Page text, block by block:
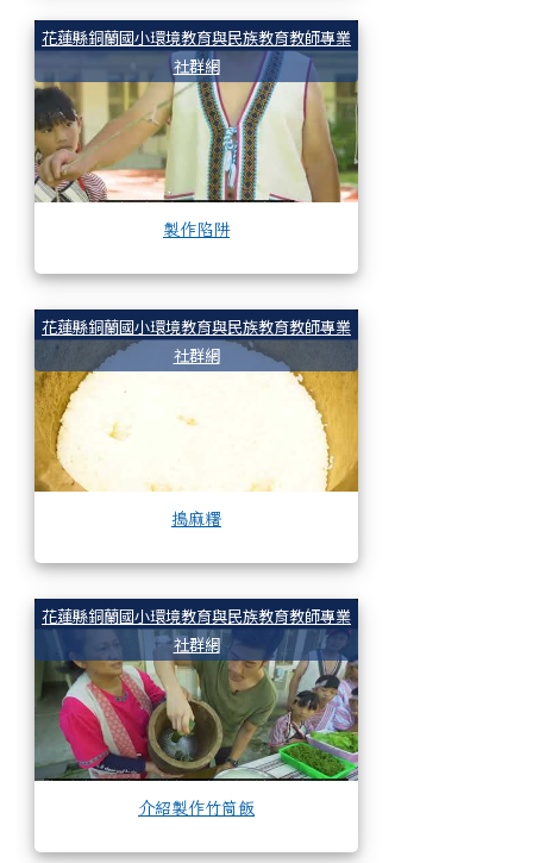
花蓮縣銅蘭國小環境教育與民族教育教師專業
社群網
製作陷阱
花蓮縣銅蘭國小環境教育與民族教育教師專業
社群網
搗麻糬
花蓮縣銅蘭國小環境教育與民族教育教師專業
社群網
介紹製作竹筒飯